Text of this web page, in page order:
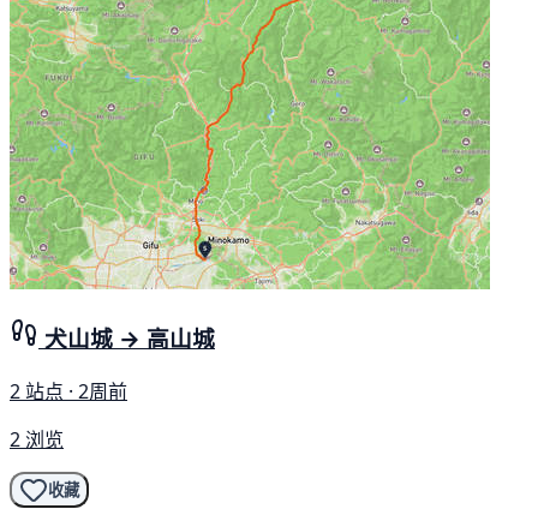
犬山城 → 高山城
2 站点 · 2周前
2 浏览
收藏